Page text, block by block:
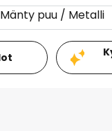
Mänty puu / Metalli